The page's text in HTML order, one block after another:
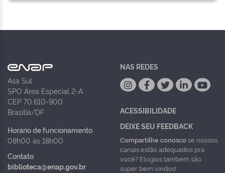
Asa Sul
SPO Área Especial 2-A
CEP 70.610-900
Brasília/DF
Horário de funcionamento
08h00 às 18h00
Contato
biblioteca@enap.gov.br
NAS REDES
ACESSIBILIDADE
DEIXE SEU FEEDBACK
Compartilhe conoscose nossos
canais estão adequados pra
você? Elogios também são
super bem vindos!